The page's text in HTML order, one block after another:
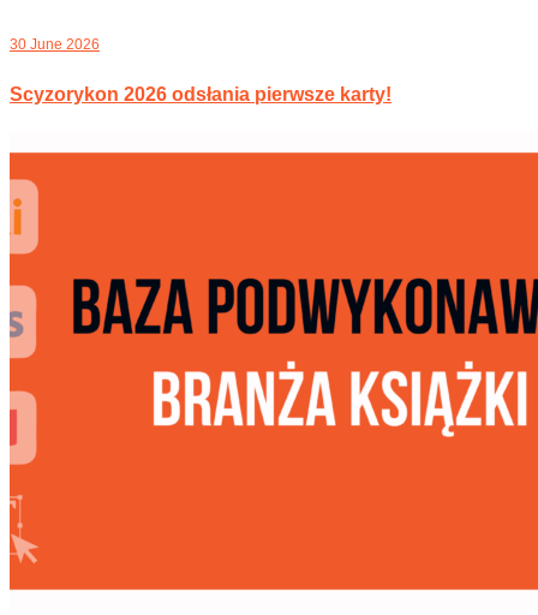
30 June 2026
Scyzorykon 2026 odsłania pierwsze karty!